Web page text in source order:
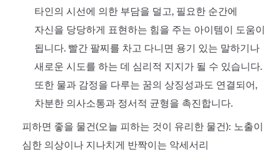
타인의 시선에 의한 부담을 덜고, 필요한 순간에
자신을 당당하게 표현하는 힘을 주는 아이템이 도움이
됩니다. 빨간 팔찌를 차고 다니면 용기 있는 말하기나
새로운 시도를 하는 데 심리적 지지가 될 수 있습니다.
또한 물과 감정을 다루는 꿈의 상징성과도 연결되어,
차분한 의사소통과 정서적 균형을 촉진합니다.
피하면 좋을 물건(오늘 피하는 것이 유리한 물건): 노출이
심한 의상이나 지나치게 반짝이는 악세서리